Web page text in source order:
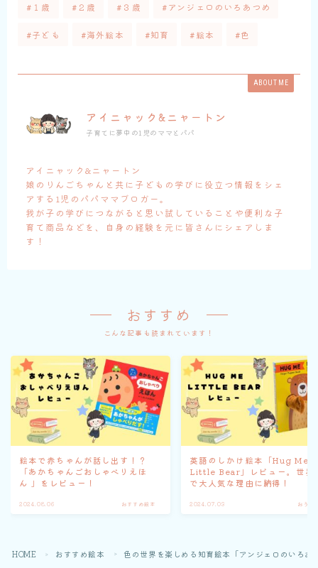
#１歳 #２歳 #３歳 #アンジェロのいろあつめ
#子ども #海外絵本 #知育 #絵本 #色
ABOUT ME
アイニャック&ニャートン
子育てに夢中の1児のママとパパ
アイニャック&ニャートン
娘のりんごちゃんと共に子どもの学びに役立つ情報をシェ
アする1児のパパママブロガー。
我が子の学びにつながると思い試していることや便利な子
育て商品などを、自身の経験を元に皆さんにシェアしま
す！
おすすめ
こんな記事も読まれています！
絵本で赤ちゃんが話し出す！？
「あかちゃんごおしゃべりえほ
ん 」をレビュー！
2024.08.06 おすすめ絵本
英語のしかけ絵本「Hug Me
Little Bear」レビュー。世界
で大人気な理由に納得！
2024.07.03 おうち
HOME ＞ おすすめ絵本 ＞ 色の世界を楽しめる知育絵本「アンジェロのいろあ